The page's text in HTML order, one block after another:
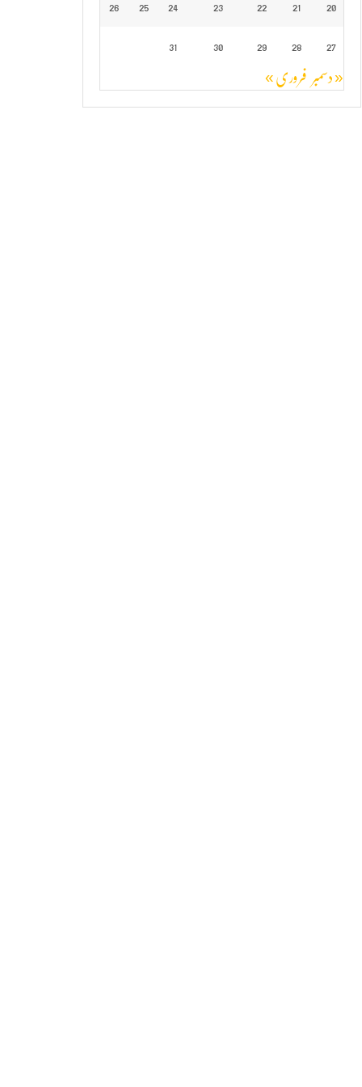
20
21
22
23
24
25
26
27
28
29
30
31
« دسمبر فروری »